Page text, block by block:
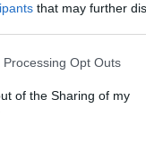
that may further
website/app uses one
or usage behaviour.
to Google and its
specified purposes
Opt Outs
of the Sharing of my